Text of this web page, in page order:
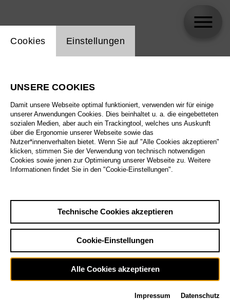
Alle Sparten
Alle Spielstätten
Alle Merkmale
Sa29.8.
Großes Haus
12:00 Eröffnungswochenende
Einstellung Website Cookie
Cookies Einstellungen
UNSERE COOKIES
Damit unsere Webseite optimal funktioniert, verwenden wir für einige
unserer Anwendungen Cookies. Dies beinhaltet u. a. die eingebetteten
sozialen Medien, aber auch ein Trackingtool, welches uns Auskunft
über die Ergonomie unserer Webseite sowie das
Nutzer*innenverhalten bietet. Wenn Sie auf "Alle Cookies akzeptieren"
klicken, stimmen Sie der Verwendung von technisch notwendigen
Cookies sowie jenen zur Optimierung unserer Webseite zu. Weitere
Informationen findet Sie in den "Cookie-Einstellungen".
Technische Cookies akzeptieren
Cookie-Einstellungen
Alle Cookies akzeptieren
Impressum Datenschutz